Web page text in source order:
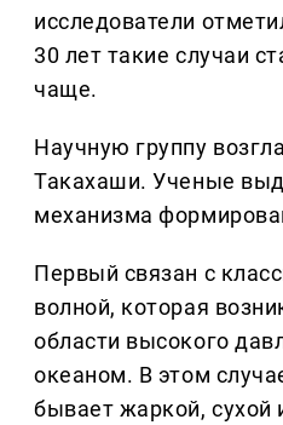
исследователи
30 лет такие случаи
чаще.
Научную группу
Такахаши. Ученые
механизма
Первый связан с
волной, которая
области высокого
океаном. В этом
бывает жаркой, сухой